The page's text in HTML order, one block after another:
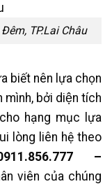
TP.Lai Châu
biết nên lựa chọn
mình, bởi diện tích
hạng mục lựa
lòng liên hệ theo
–
viên của chúng